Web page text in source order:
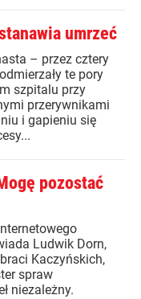
umrzeć
– przez cztery
te pory
szpitalu przy
przerywnikami
i gapieniu się
pozostać
Ludwik Dorn,
Kaczyńskich,
spraw
niezależny.